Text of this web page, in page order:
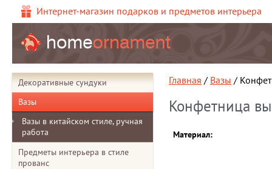
Интернет-магазин подарков и предметов интерьера
Главная / Вазы /
Конфетница
Материал:
Декоративные сундуки
Вазы
Вазы в китайском стиле, ручная
работа
Предметы интерьера в стиле
прованс